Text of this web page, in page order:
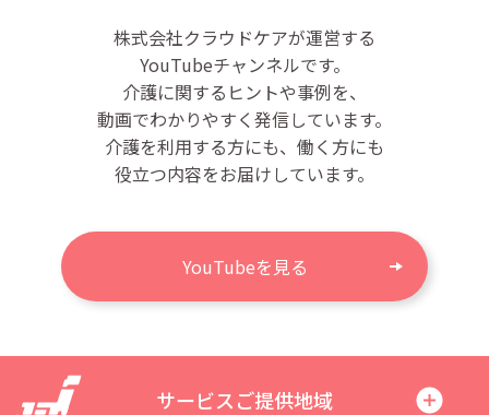
株式会社クラウドケアが運営する
YouTubeチャンネルです。
介護に関するヒントや事例を、
動画でわかりやすく発信しています。
介護を利用する方にも、働く方にも
役立つ内容をお届けしています。
YouTubeを見る
サービスご提供地域